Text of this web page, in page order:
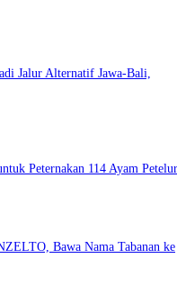
Jalur Alternatif Jawa-Bali,
Peternakan 114 Ayam Petelur
Bawa Nama Tabanan ke